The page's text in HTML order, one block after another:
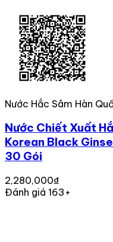
Nước Hắc Sâm Hàn
Nước Chiết Xuất
Korean Black
30 Gói
2,280,000₫
Đánh giá 163+